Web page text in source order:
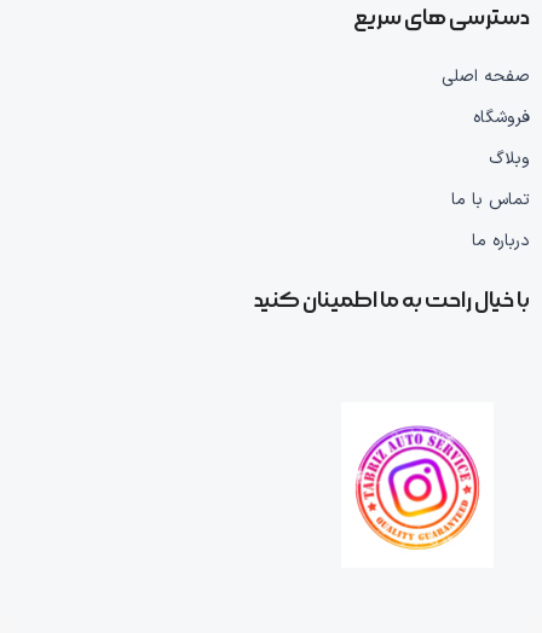
دسترسی های سریع
صفحه اصلی
فروشگاه
وبلاگ
تماس با ما
درباره ما
با خیال راحت به ما اطمینان کنید